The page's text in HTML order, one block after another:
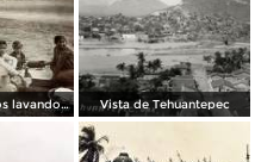
Tipos Mexicanos lavando en el Rio Tehuantepec por el Fotógrafo Charles B. Waite. Vista de Tehuantepec